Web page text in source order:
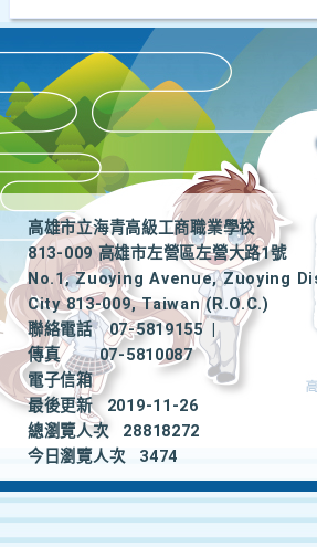
高雄市立海青高級工商職業學校
813-009 高雄市左營區左營大路1號
No.1, Zuoying Avenue, Zuoying
City 813-009, Taiwan (R.O.C.)
聯絡電話
07-5819155
|
傳真
07-5810087
電子信箱
最後更新
2019-11-26
總瀏覽人次
28818272
今日瀏覽人次
3474